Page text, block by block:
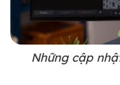
Những cập